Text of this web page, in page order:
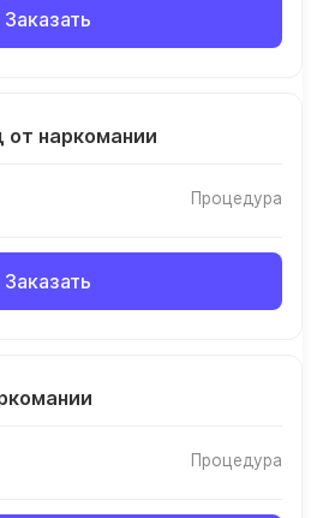
Заказать
наркомании
Процедура
Заказать
Процедура